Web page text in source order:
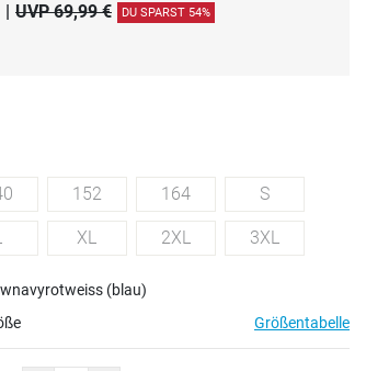
UVP 69,99 € DU SPARST 54%
152 164 S
XL 2XL 3XL
(blau)
Größentabelle